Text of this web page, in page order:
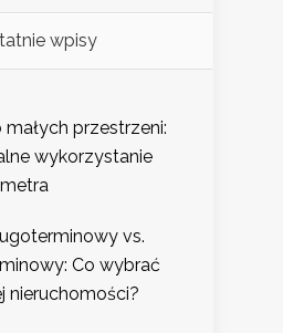
wpisy
małych przestrzeni:
wykorzystanie
vs.
Co wybrać
nieruchomości?